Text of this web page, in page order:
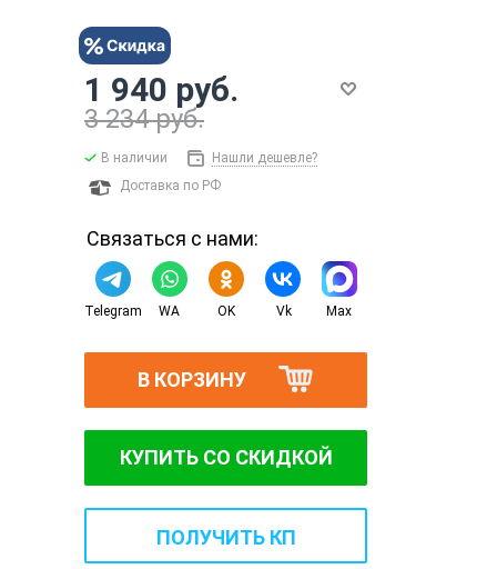
1 940 руб.
3 234 руб.
В наличии
Нашли дешевле?
Доставка по РФ
Связаться с нами:
Telegram WA OK Vk Max
В КОРЗИНУ
КУПИТЬ СО СКИДКОЙ
ПОЛУЧИТЬ КП